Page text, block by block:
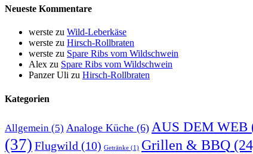
Neueste Kommentare
werste zu Wild-Leberkäse
werste zu Hirsch-Rollbraten
werste zu Spare Ribs vom Wildschwein
Alex zu Spare Ribs vom Wildschwein
Panzer Uli zu Hirsch-Rollbraten
Kategorien
Allgemein (5) Analoge Küche (6) AUS DEM WEB
(37) Flugwild (10) Getränke (1) Grillen & BBQ